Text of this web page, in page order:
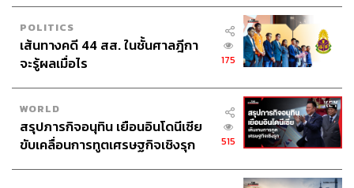
POLITICS
เส้นทางคดี 44 สส. ในชั้นศาลฎีกา
จะรู้ผลเมื่อไร
175
WORLD
สรุปภารกิจอนุทิน เยือนอินโดนีเซีย
ขับเคลื่อนการทูตเศรษฐกิจเชิงรุก
515